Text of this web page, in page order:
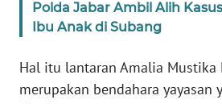
Polda Jabar Ambil Alih
Ibu Anak di Subang
Hal itu lantaran Amalia Mustika
merupakan bendahara
Wahana
Regional